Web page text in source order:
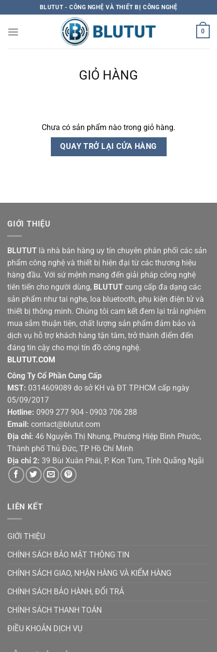
to
content
BLUTUT - CÔNG NGHỆ VÀ THIẾT BỊ CÔNG NGHỆ
0
GIỎ HÀNG
Chưa có sản phẩm nào trong giỏ hàng.
QUAY TRỞ LẠI CỬA HÀNG
GIỚI THIỆU
BLUTUT là nhà bán hàng uy tín chuyên phân phối các sản
phẩm công nghệ và thiết bị hiện đại từ các thương hiệu
hàng đầu. Với sứ mệnh mang đến giải pháp công nghệ
tiên tiến cho người dùng, BLUTUT cung cấp đa dạng các
sản phẩm như tai nghe, loa bluetooth, phụ kiện điện tử và
thiết bị thông minh. Chúng tôi cam kết đem lại trải nghiệm
mua sắm thuận tiện, chất lượng sản phẩm đảm bảo và
dịch vụ hỗ trợ khách hàng tận tâm, trở thành điểm đến
đáng tin cậy cho mọi tín đồ công nghệ.
BLUTUT.COM
Công Ty Cổ Phần Cung Cấp
MST: 0314609089 do sở KH và ĐT TP.HCM cấp ngày
05/09/2017
Hotline: 0909 277 904 - 0903 706 288
Email: contact@blutut.com
Địa chỉ: 46 Nguyễn Thị Nhung, Phường Hiệp Bình Phước,
Thành phố Thủ Đức, TP Hồ Chí Minh
Địa chỉ 2: 39 Bùi Xuân Phái, P. Kon Tum, Tỉnh Quãng Ngãi
LIÊN KẾT
GIỚI THIỆU
CHÍNH SÁCH BẢO MẬT THÔNG TIN
CHÍNH SÁCH GIAO, NHẬN HÀNG VÀ KIỂM HÀNG
CHÍNH SÁCH BẢO HÀNH, ĐỔI TRẢ
CHÍNH SÁCH THANH TOÁN
ĐIỀU KHOẢN DỊCH VỤ